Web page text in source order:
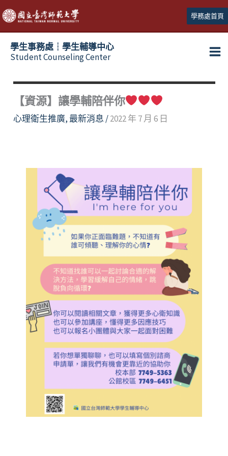
跳
至
主
學務處首頁
學生事務處┆學生輔導中心
Student Counseling Center
【資源】讓學輔陪伴你
心理衛生推廣, 最新消息 /2022 年 7 月 6 日